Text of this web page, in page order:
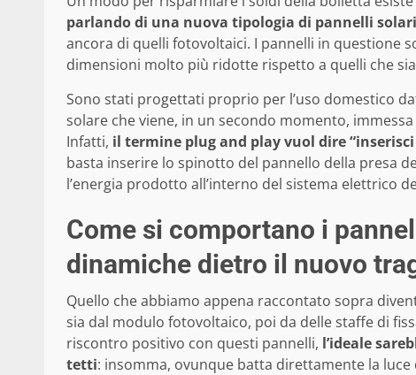
parlando di una nuova tipologia di pannelli solari
ancora di quelli fotovoltaici. I pannelli in questione
dimensioni molto più ridotte rispetto a quelli che
Sono stati progettati proprio per l’uso domestico
solare che viene, in un secondo momento,
Infatti, il termine plug and play vuol dire
basta inserire lo spinotto del pannello della presa
l’energia prodotto all’interno del sistema elettrico
Come si comportano i
dinamiche dietro il nuovo
Quello che abbiamo appena raccontato sopra
sia dal modulo fotovoltaico, poi da delle staffe di
riscontro positivo con questi pannelli, l’ideale
tetti: insomma, ovunque batta direttamente la luce